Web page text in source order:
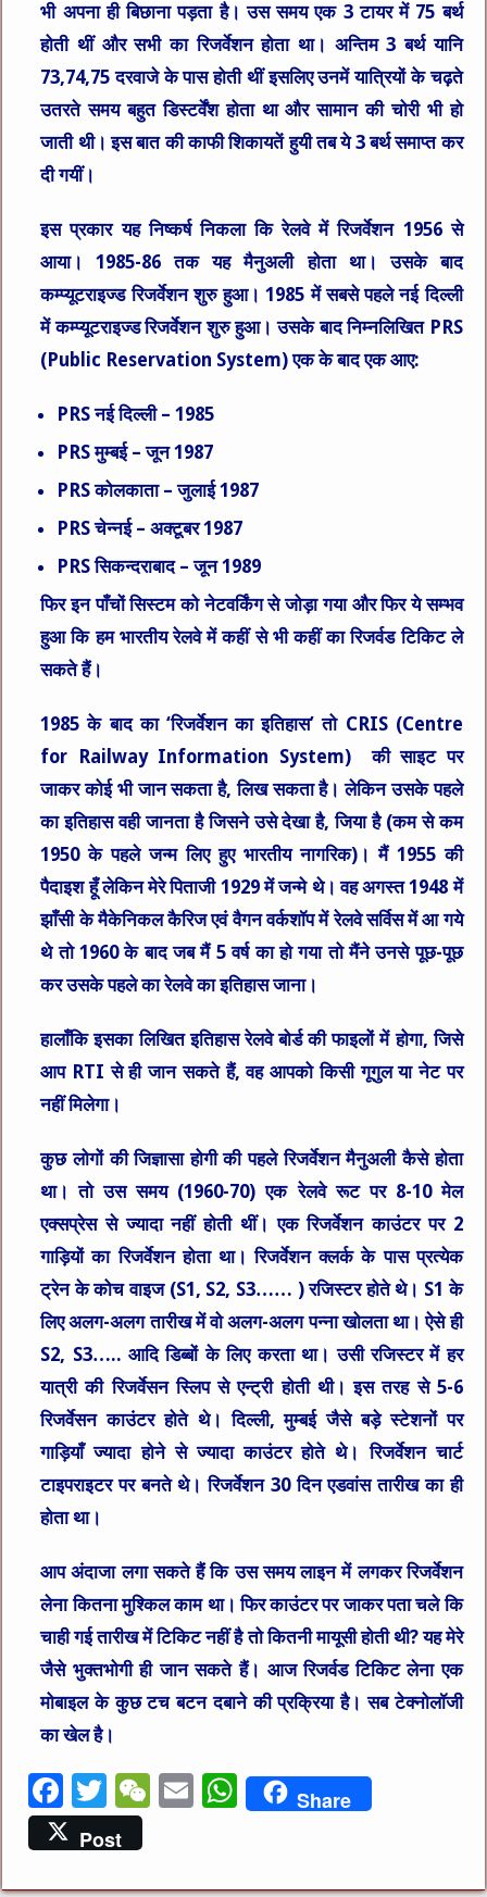
भी अपना ही बिछाना पड़ता है। उस समय एक 3 टायर में 75 बर्थ
होती थीं और सभी का रिजर्वेशन होता था। अन्तिम 3 बर्थ यानि
73,74,75 दरवाजे के पास होती थीं इसलिए उनमें यात्रियों के चढ़ते
उतरते समय बहुत डिस्टर्वेंश होता था और सामान की चोरी भी हो
जाती थी। इस बात की काफी शिकायतें हुयी तब ये 3 बर्थ समाप्त कर
दी गयीं।
इस प्रकार यह निष्कर्ष निकला कि रेलवे में रिजर्वेशन 1956 से
आया। 1985-86 तक यह मैनुअली होता था। उसके बाद
कम्प्यूटराइज्ड रिजर्वेशन शुरु हुआ। 1985 में सबसे पहले नई दिल्ली
में कम्प्यूटराइज्ड रिजर्वेशन शुरु हुआ। उसके बाद निम्नलिखित PRS
(Public Reservation System) एक के बाद एक आए:
PRS नई दिल्ली – 1985
PRS मुम्बई – जून 1987
PRS कोलकाता – जुलाई 1987
PRS चेन्नई – अक्टूबर 1987
PRS सिकन्दराबाद – जून 1989
फिर इन पाँचों सिस्टम को नेटवर्किंग से जोड़ा गया और फिर ये सम्भव
हुआ कि हम भारतीय रेलवे में कहीं से भी कहीं का रिजर्वड टिकिट ले
सकते हैं।
1985 के बाद का ‘रिजर्वेशन का इतिहास’ तो CRIS (Centre
for Railway Information System) की साइट पर
जाकर कोई भी जान सकता है, लिख सकता है। लेकिन उसके पहले
का इतिहास वही जानता है जिसने उसे देखा है, जिया है (कम से कम
1950 के पहले जन्म लिए हुए भारतीय नागरिक)। मैं 1955 की
पैदाइश हूँ लेकिन मेरे पिताजी 1929 में जन्मे थे। वह अगस्त 1948 में
झाँसी के मैकेनिकल कैरिज एवं वैगन वर्कशॉप में रेलवे सर्विस में आ गये
थे तो 1960 के बाद जब मैं 5 वर्ष का हो गया तो मैंने उनसे पूछ-पूछ
कर उसके पहले का रेलवे का इतिहास जाना।
हालाँकि इसका लिखित इतिहास रेलवे बोर्ड की फाइलों में होगा, जिसे
आप RTI से ही जान सकते हैं, वह आपको किसी गूगुल या नेट पर
नहीं मिलेगा।
कुछ लोगों की जिज्ञासा होगी की पहले रिजर्वेशन मैनुअली कैसे होता
था। तो उस समय (1960-70) एक रेलवे रूट पर 8-10 मेल
एक्सप्रेस से ज्यादा नहीं होती थीं। एक रिजर्वेशन काउंटर पर 2
गाड़ियों का रिजर्वेशन होता था। रिजर्वेशन क्लर्क के पास प्रत्येक
ट्रेन के कोच वाइज (S1, S2, S3…… ) रजिस्टर होते थे। S1 के
लिए अलग-अलग तारीख में वो अलग-अलग पन्ना खोलता था। ऐसे ही
S2, S3….. आदि डिब्बों के लिए करता था। उसी रजिस्टर में हर
यात्री की रिजर्वेसन स्लिप से एन्ट्री होती थी। इस तरह से 5-6
रिजर्वेसन काउंटर होते थे। दिल्ली, मुम्बई जैसे बड़े स्टेशनों पर
गाड़ियाँ ज्यादा होने से ज्यादा काउंटर होते थे। रिजर्वेशन चार्ट
टाइपराइटर पर बनते थे। रिजर्वेशन 30 दिन एडवांस तारीख का ही
होता था।
आप अंदाजा लगा सकते हैं कि उस समय लाइन में लगकर रिजर्वेशन
लेना कितना मुश्किल काम था। फिर काउंटर पर जाकर पता चले कि
चाही गई तारीख में टिकिट नहीं है तो कितनी मायूसी होती थी? यह मेरे
जैसे भुक्तभोगी ही जान सकते हैं। आज रिजर्वड टिकिट लेना एक
मोबाइल के कुछ टच बटन दबाने की प्रक्रिया है। सब टेक्नोलॉजी
का खेल है।
F
a
c
T
w
it
W E
W
h
Share
Post